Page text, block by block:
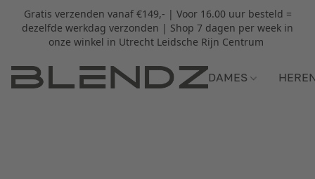
Gratis verzenden vanaf €149,- | Voor 16.00 uur besteld =
dezelfde werkdag verzonden | Shop 7 dagen per week in
onze winkel in Utrecht Leidsche Rijn Centrum
DAMES